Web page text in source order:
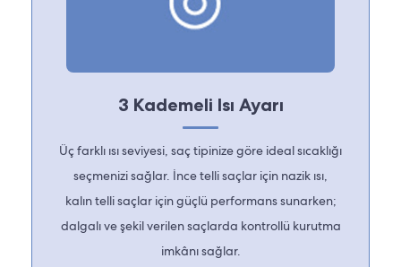
3 Kademeli Isı Ayarı
Üç farklı ısı seviyesi, saç tipinize göre ideal sıcaklığı
seçmenizi sağlar. İnce telli saçlar için nazik ısı,
kalın telli saçlar için güçlü performans sunarken;
dalgalı ve şekil verilen saçlarda kontrollü kurutma
imkânı sağlar.